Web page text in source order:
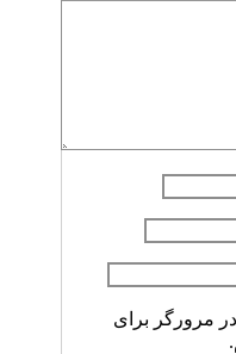
مرورگر برای